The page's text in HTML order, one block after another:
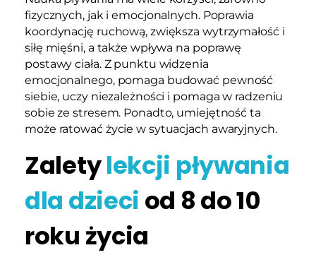
fizycznych, jak i emocjonalnych. Poprawia
koordynację ruchową, zwiększa wytrzymałość i
siłę mięśni, a także wpływa na poprawę
postawy ciała. Z punktu widzenia
emocjonalnego, pomaga budować pewność
siebie, uczy niezależności i pomaga w radzeniu
sobie ze stresem. Ponadto, umiejętność ta
może ratować życie w sytuacjach awaryjnych.
Zaletylekcji pływania
dla dzieci od 8 do 10
roku życia